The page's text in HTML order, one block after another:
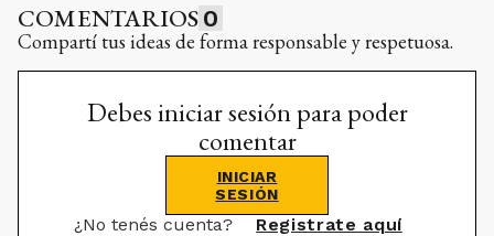
COMENTARIOS 0
Compartí tus ideas de forma responsable y respetuosa.
Debes iniciar sesión para poder
comentar
INICIAR
SESIÓN
¿No tenés cuenta? Registrate aquí